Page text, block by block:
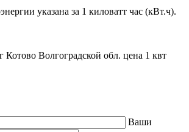
указана за 1 киловатт час (кВт.ч).
Волгоградской обл. цена 1 квт
Ваши